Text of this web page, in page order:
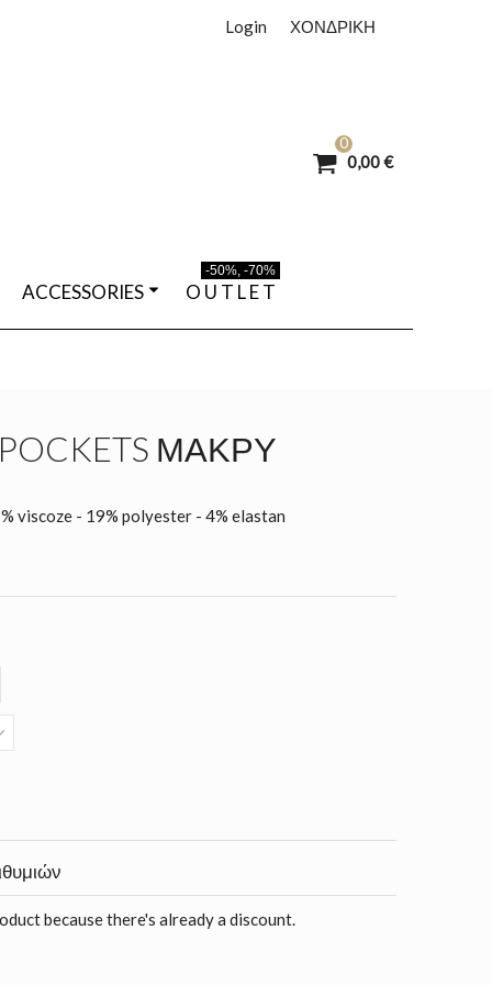
ΧΟΝΔΡΙΚΗ
Login
0
0,00 €
ACCESSORIES O U T L E T
-50%, -70%
ΜΑΚΡΎ
viscoze - 19% polyester - 4% elastan
because there's already a discount.